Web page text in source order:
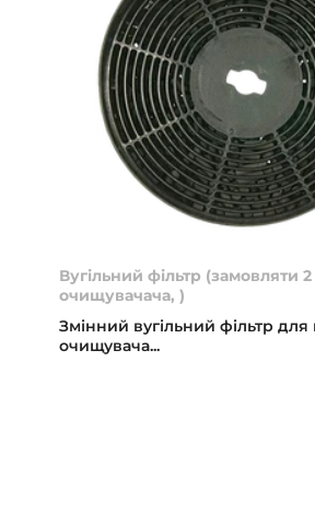
Вугільний фільтр (замовляти
очищувачача, )
Змінний вугільний фільтр для
очищувача...